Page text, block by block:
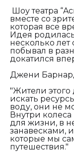
Шоу театра
вместе со
которая все
Идея
несколько лет
побывал в
докатился
Джени
"Жители
искать
воду, они не
Внутри
для жизни, в
занавесками,
которые мы
путешествия."